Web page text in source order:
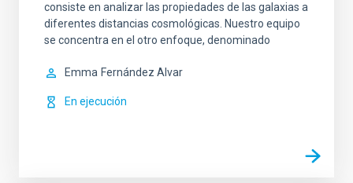
consiste en analizar las propiedades de las galaxias a
diferentes distancias cosmológicas. Nuestro equipo
se concentra en el otro enfoque, denominado
Emma Fernández Alvar
En ejecución